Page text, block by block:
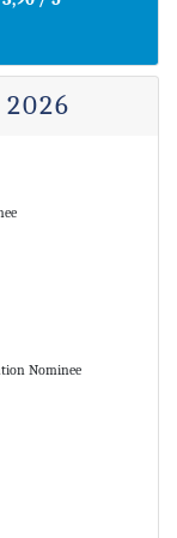
Nominee